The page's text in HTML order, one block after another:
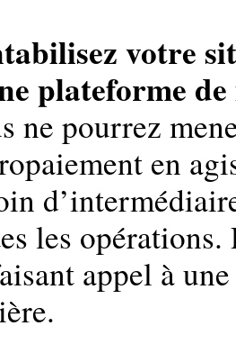
votre
plateforme
ne pourrez
en
les
appel à